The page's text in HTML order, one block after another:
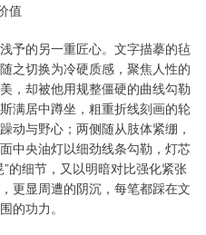
值
予的另一重匠心。文字描摹的毡
之切换为冷硬质感，聚焦人性的
，却被他用规整僵硬的曲线勾勒
满居中蹲坐，粗重折线刻画的轮
动与野心；两侧随从肢体紧绷，
中央油灯以细劲线条勾勒，灯芯
的细节，又以明暗对比强化紧张
更显周遭的阴沉，每笔都踩在文
的功力。